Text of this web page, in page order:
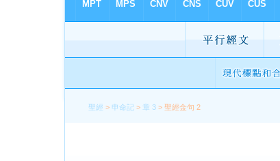
聖經 > 申命記 > 章 3 > 聖經金句 2